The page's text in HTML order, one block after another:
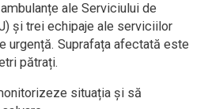
ale Serviciului de
și trei echipaje ale serviciilor
urgență. Suprafața afectată este
pătrați.
situația și să